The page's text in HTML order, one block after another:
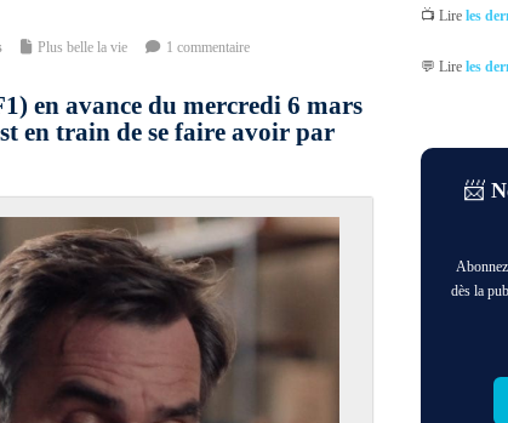
Plus belle la vie 1 commentaire
en avance du mercredi 6 mars
en train de se faire avoir par
📺 Lireles
💬 Lireles
📨
dès la